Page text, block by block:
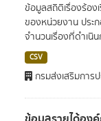
ข้อมูลสถิติเรื่องร้อง
ของหน่วยงาน ประ
จำนวนเรื่องที่ดำเนิ
CSV
กรมส่งเสริมกา